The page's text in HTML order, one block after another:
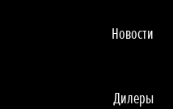
Новocти
Дилеры